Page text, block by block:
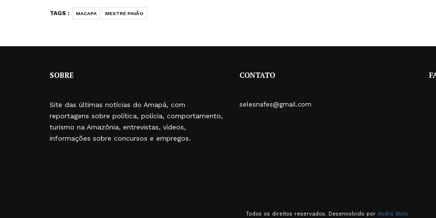
TAGS : MACAPA MESTRE PAVÃO
SOBRE
Site das últimas notícias do Amapá, com
reportagens sobre política, polícia, comportamento,
turismo na Amazônia, entrevistas, vídeos,
informações sobre concursos e empregos.
CONTATO
selesnafes@gmail.com
Todos os direitos reservados. Desenvolvido por André Melo